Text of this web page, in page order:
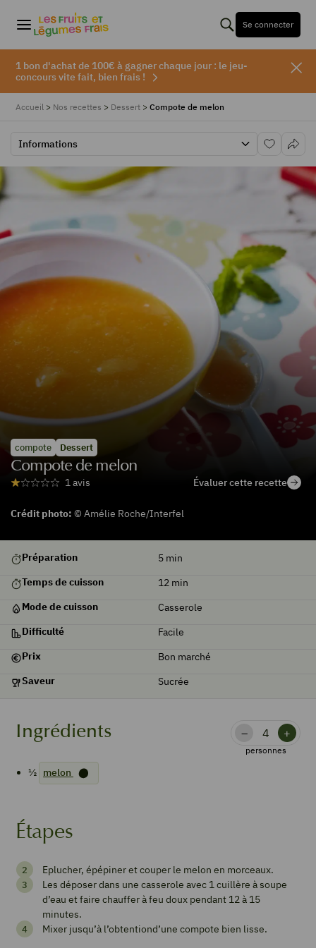
Se connecter
1 bon d'achat de 100€ à gagner chaque jour : le jeu-
concours vite fait, bien frais !
Accueil > Nos recettes > Dessert > Compote de melon
Informations
compote Dessert
Compote de melon
1 avis Évaluer cette recette
Crédit photo: © Amélie Roche/Interfel
saison
Préparation 5 min
Temps de cuisson
12 min
Mode de cuisson
Casserole
Difficulté
Facile
Prix
Bon marché
Saveur
Sucrée
Étapes
Eplucher, épépiner et couper le melon en morceaux.
Les déposer dans une casserole avec 1 cuillère à soupe
d’eau et faire chauffer à feu doux pendant 12 à 15
minutes.
Mixer jusqu’à l’obtentiond’une compote bien lisse.
Ingrédients – +
personnes
½ melon
de
melon
1from 1 vote